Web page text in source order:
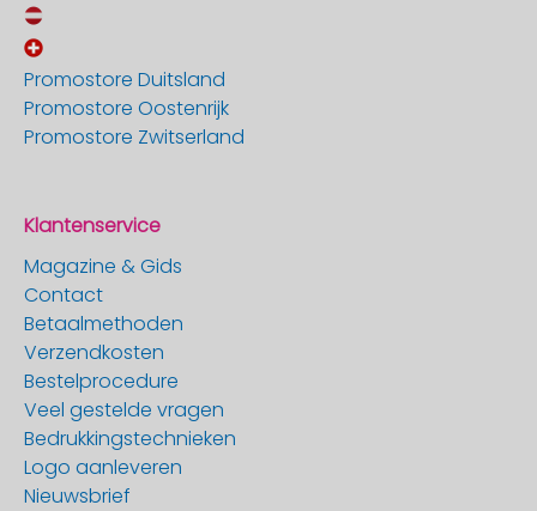
Promostore Duitsland
Promostore Oostenrijk
Promostore Zwitserland
Klantenservice
Magazine & Gids
Contact
Betaalmethoden
Verzendkosten
Bestelprocedure
Veel gestelde vragen
Bedrukkingstechnieken
Logo aanleveren
Nieuwsbrief